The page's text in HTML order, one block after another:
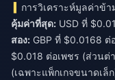
การวิเคราะห์มูลค่าข้า
คุ้มค่าที่สุด: USD ที่
สอง: GBP ที่ $0.0168 ต่
$0.018 ต่อเพชร (ส่วนต่
(เฉพาะแพ็กเกจขนาดเล็